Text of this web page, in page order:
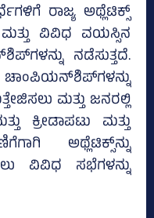
ರಾಜ್ಯ ಅಥ್ಲೆಟಿಕ್ಸ್
ಮತ್ತು ವಿವಿಧ ವಯಸ್ಸಿನ
ನಡೆಸುತ್ತದೆ.
ಚಾಂಪಿಯನ್‌ಶಿಪ್‌ಗಳನ್ನು
ಮತ್ತು ಜನರಲ್ಲಿ
ಕ್ರೀಡಾಪಟು ಮತ್ತು
ಅಥ್ಲೆಟಿಕ್ಸ್‌ನ್ನು
ವಿವಿಧ ಸಭೆಗಳನ್ನು